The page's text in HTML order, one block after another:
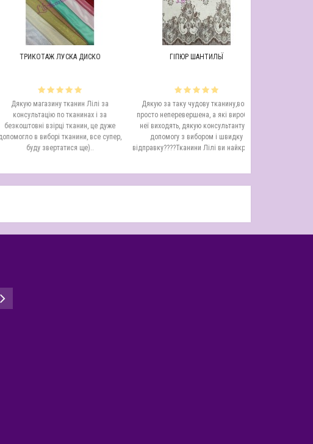
ТРИКОТАЖ ЛУСКА ДИСКО
магазину тканин Лілі за
по тканинах і за
взірці тканин, це дуже
в виборі тканини, все супер,
буду звертатися ще)..
ГІПЮР ШАНТИЛЬЇ
Дякую за таку чудову тканину,вона
просто неперевершена, а які вироби з
неї виходять, дякую консультанту за
допомогу з вибором і швидку
відправку????Тканини Лілі ви найкращі ..